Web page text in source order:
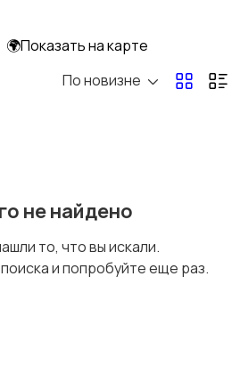
Оформление
🌍Показать на карте
По новизне
не найдено
то, что вы искали.
и попробуйте еще раз.